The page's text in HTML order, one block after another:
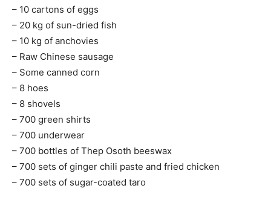
– 10 cartons of eggs
– 20 kg of sun-dried fish
– 10 kg of anchovies
– Raw Chinese sausage
– Some canned corn
– 8 hoes
– 8 shovels
– 700 green shirts
– 700 underwear
– 700 bottles of Thep Osoth beeswax
– 700 sets of ginger chili paste and fried chicken
– 700 sets of sugar-coated taro